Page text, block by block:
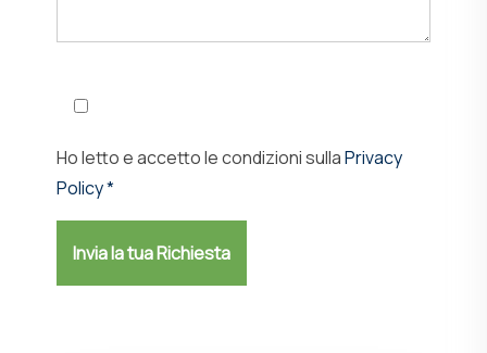
Ho letto e accetto le condizioni sullaPrivacy
Policy *